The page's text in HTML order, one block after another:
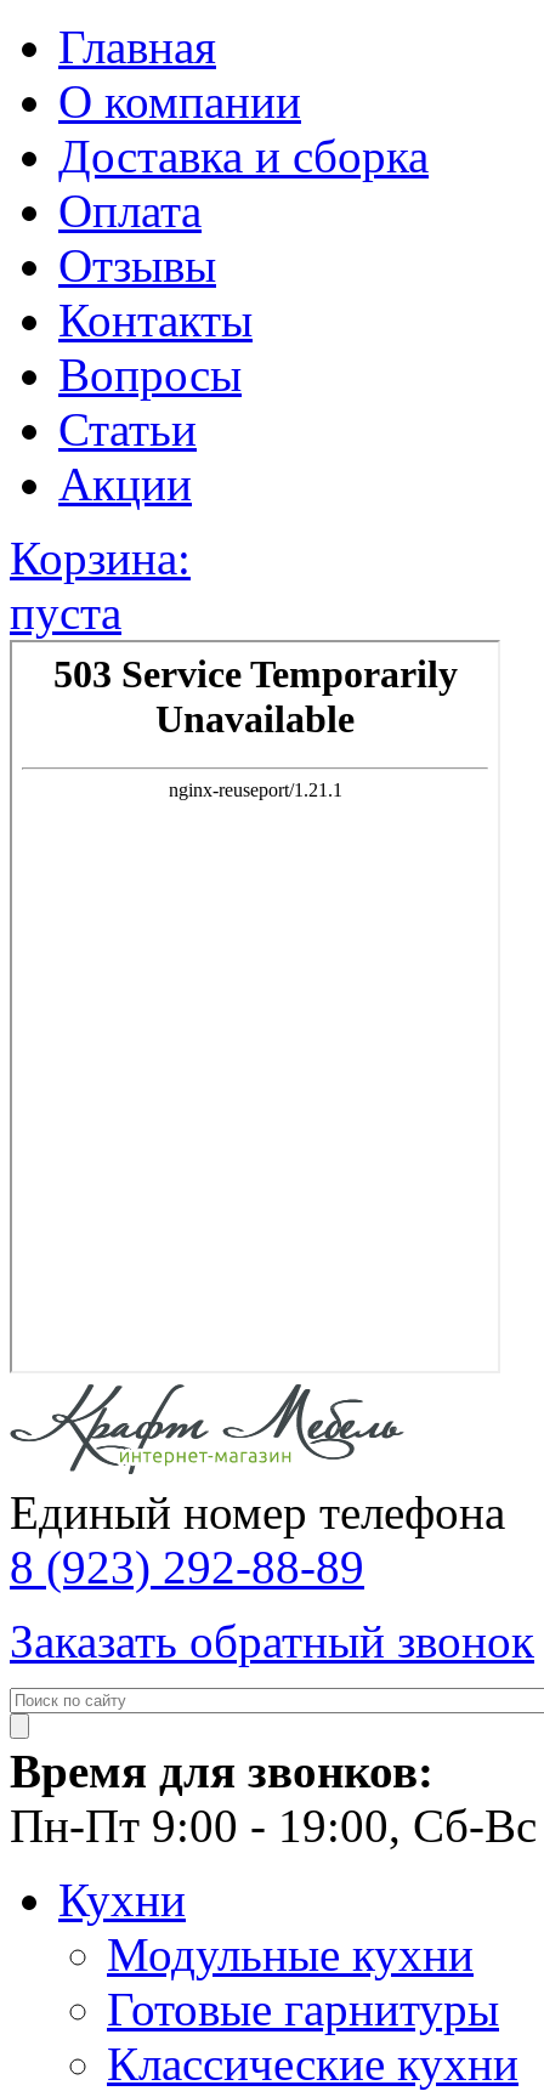
Главная
О компании
Доставка и сборка
Оплата
Отзывы
Контакты
Вопросы
Статьи
Акции
Корзина:
пуста
Единый номер телефона
8 (923) 292-88-89
Заказать обратный звонок
Время для звонков:
Пн-Пт 9:00 - 19:00, Сб-Вс
Кухни
Модульные кухни
Готовые гарнитуры
Классические кухни